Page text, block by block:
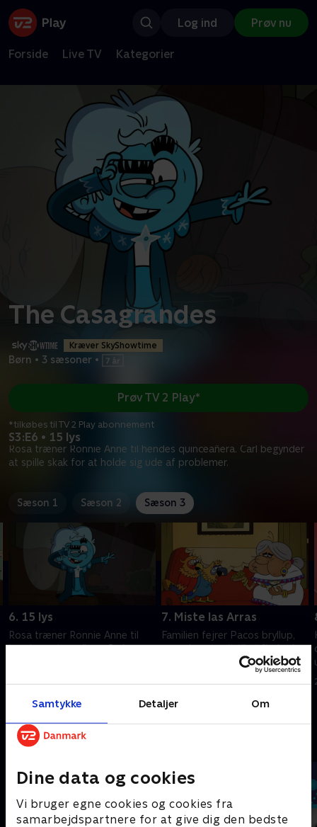
Samtykke Detaljer Om
Dine data og cookies
Vi bruger egne cookies og cookies fra
samarbejdspartnere for at give dig den bedste
Log ind Prøv nu
Forside Live TV Kategorier
The Casagrandes
Kræver SkyShowtime
Børn • 3 sæsoner •
S3:E6 • 15 lys
Rosa træner Ronnie Anne til hendes quinceañera. Carl begynder
at spille skak for at holde sig ude af problemer.
Prøv TV 2 Play*
*tilkøbes til TV 2 Play abonnement
Sæson 1 Sæson 2 Sæson 3
6. 15 lys
Rosa træner Ronnie Anne til
hendes quinceañera. Carl
7. Miste las Arras
Familien fejrer Pacos bryllup,
men de er nødt til at finde de
'arras', som Sergio har tabt.
Andre så også